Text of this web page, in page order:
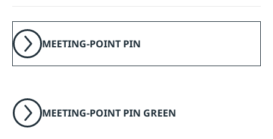
MEETING-POINT PIN
MEETING-POINT PIN GREEN